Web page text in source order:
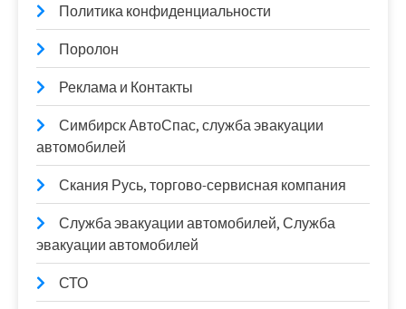
Политика конфиденциальности
Поролон
Реклама и Контакты
Симбирск АвтоСпас, служба эвакуации
автомобилей
Скания Русь, торгово-сервисная компания
Служба эвакуации автомобилей, Служба
эвакуации автомобилей
СТО